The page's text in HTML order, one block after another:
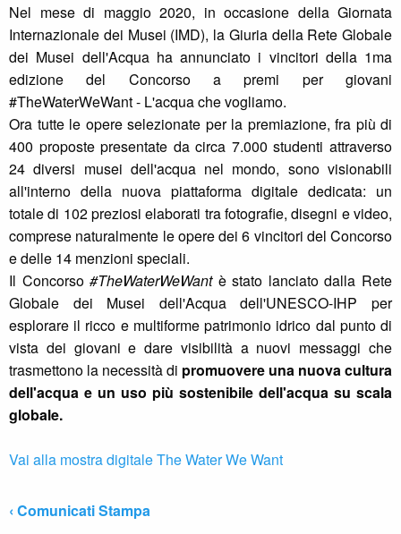
Nel mese di maggio 2020, in occasione della Giornata
Internazionale dei Musei (IMD), la Giuria della Rete Globale
dei Musei dell'Acqua ha annunciato i vincitori della 1ma
edizione del Concorso a premi per giovani
#TheWaterWeWant - L'acqua che vogliamo.
Ora tutte le opere selezionate per la premiazione, fra più di
400 proposte presentate da circa 7.000 studenti attraverso
24 diversi musei dell'acqua nel mondo, sono visionabili
all'interno della nuova piattaforma digitale dedicata: un
totale di 102 preziosi elaborati tra fotografie, disegni e video,
comprese naturalmente le opere dei 6 vincitori del Concorso
e delle 14 menzioni speciali.
Il Concorso#TheWaterWeWantè stato lanciato dalla Rete
Globale dei Musei dell'Acqua dell'UNESCO-IHP per
esplorare il ricco e multiforme patrimonio idrico dal punto di
vista dei giovani e dare visibilità a nuovi messaggi che
trasmettono la necessità di promuovere una nuova cultura
dell'acqua e un uso più sostenibile dell'acqua su scala
globale.
Vai alla mostra digitale The Water We Want
‹ Comunicati Stampa